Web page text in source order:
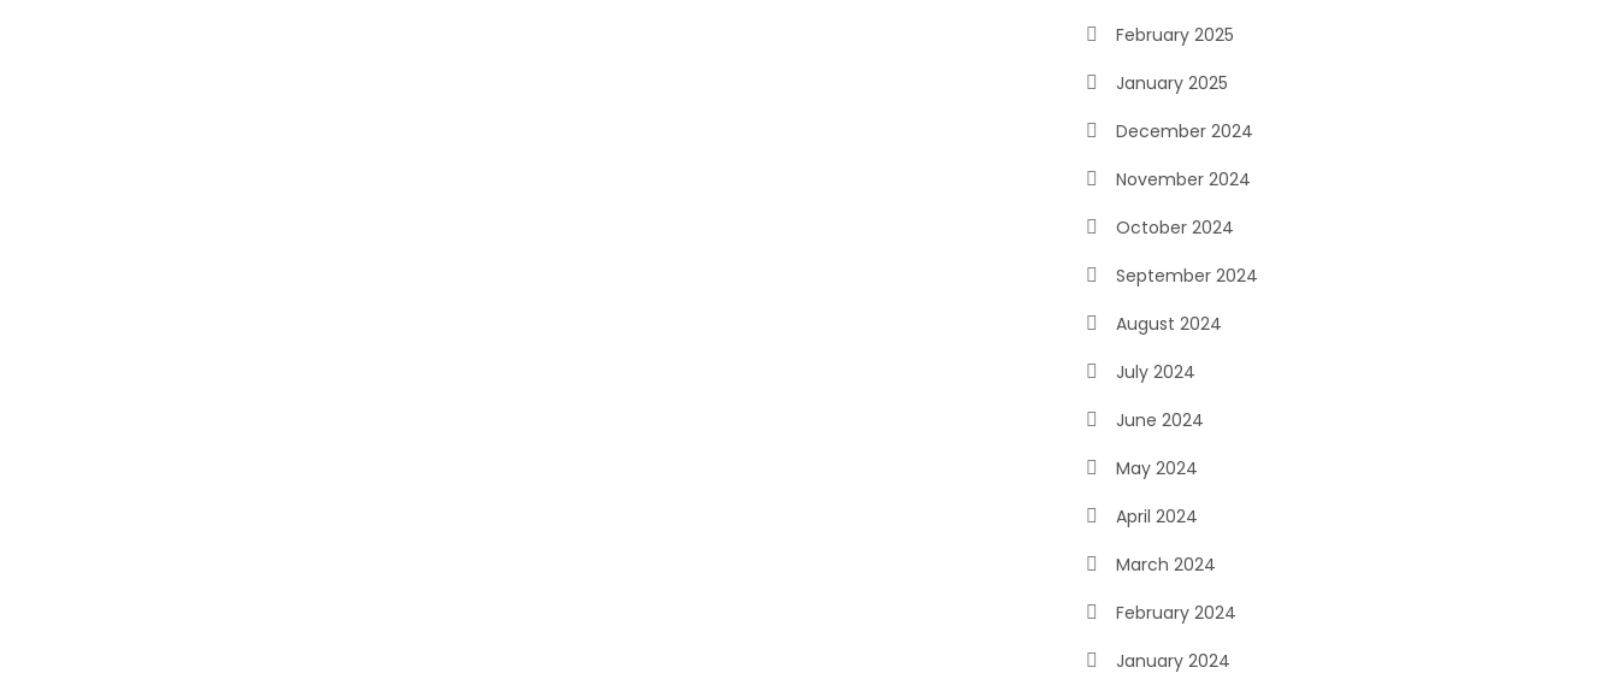
February 2025
January 2025
December 2024
November 2024
October 2024
September 2024
August 2024
July 2024
June 2024
May 2024
April 2024
March 2024
February 2024
January 2024